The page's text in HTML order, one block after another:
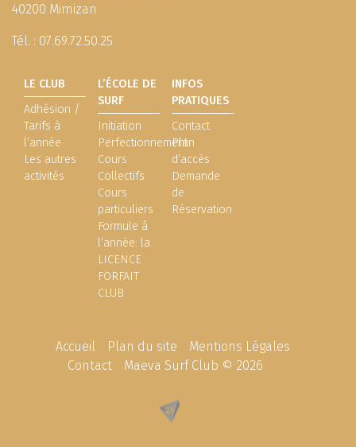
40200 Mimizan
Tél. : 07.69.72.50.25
LE CLUB
Adhésion /
Tarifs à
l’année
Les autres
activités
L’ÉCOLE DE
SURF
Initiation
Perfectionnement
Cours
Collectifs
Cours
particuliers
Formule à
l’année: la
LICENCE
FORFAIT
CLUB
INFOS
PRATIQUES
Contact
Plan
d’accès
Demande
de
Réservation
Accueil Plan du site
Mentions Légales
Contact
Maeva Surf Club © 2026